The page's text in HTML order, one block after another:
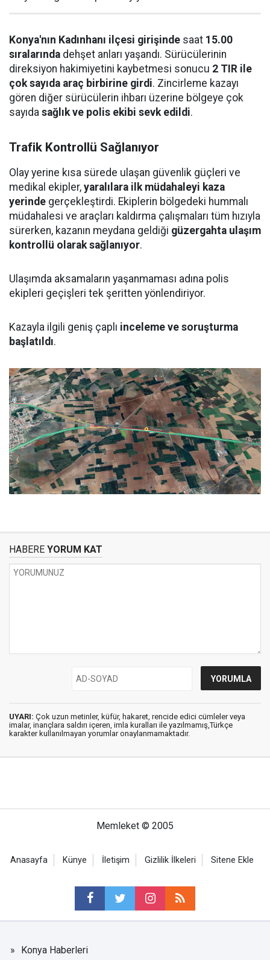
Konya'nın Kadınhanı ilçesi girişinde saat 15.00
sıralarında dehşet anları yaşandı. Sürücülerinin
direksiyon hakimiyetini kaybetmesi sonucu 2 TIR ile
çok sayıda araç birbirine girdi. Zincirleme kazayı
gören diğer sürücülerin ihbarı üzerine bölgeye çok
sayıda sağlık ve polis ekibi sevk edildi.
Trafik Kontrollü Sağlanıyor
Olay yerine kısa sürede ulaşan güvenlik güçleri ve
medikal ekipler, yaralılara ilk müdahaleyi kaza
yerinde gerçekleştirdi. Ekiplerin bölgedeki hummalı
müdahalesi ve araçları kaldırma çalışmaları tüm hızıyla
sürerken, kazanın meydana geldiği güzergahta ulaşım
kontrollü olarak sağlanıyor.
Ulaşımda aksamaların yaşanmaması adına polis
ekipleri geçişleri tek şeritten yönlendiriyor.
Kazayla ilgili geniş çaplı inceleme ve soruşturma
başlatıldı.
HABERE YORUM KAT
UYARI: Çok uzun metinler, küfür, hakaret, rencide edici cümleler veya
imalar, inançlara saldırı içeren, imla kuralları ile yazılmamış,Türkçe
karakter kullanılmayan yorumlar onaylanmamaktadır.
Memleket © 2005
Anasayfa Künye İletişim Gizlilik İlkeleri Sitene Ekle
Konya Haberleri